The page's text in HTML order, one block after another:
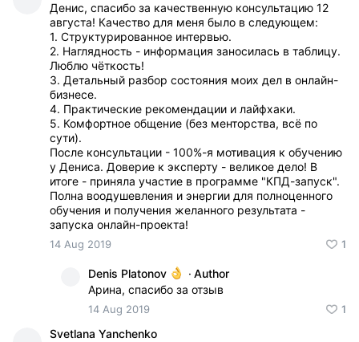
Денис, спасибо за качественную консультацию 12
августа! Качество для меня было в следующем:
1. Структурированное интервью.
2. Наглядность - информация заносилась в таблицу.
Люблю чёткость!
3. Детальный разбор состояния моих дел в онлайн-
бизнесе.
4. Практические рекомендации и лайфхаки.
5. Комфортное общение (без менторства, всё по
сути).
После консультации - 100%-я мотивация к обучению
у Дениса. Доверие к эксперту - великое дело! В
итоге - приняла участие в программе "КПД-запуск".
Полна воодушевления и энергии для полноценного
обучения и получения желанного результата -
запуска онлайн-проекта!
14 Aug 2019 1
Denis Platonov · Author
Арина, спасибо за отзыв
14 Aug 2019 1
Svetlana Yanchenko